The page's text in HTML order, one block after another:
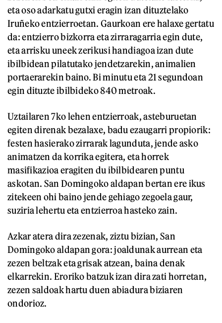
eta oso adarkatu gutxi eragin izan dituztelako
Iruñeko entzierroetan. Gaurkoan ere halaxe gertatu
da: entzierro bizkorra eta zirraragarria egin dute,
eta arrisku uneek zerikusi handiagoa izan dute
ibilbidean pilatutako jendetzarekin, animalien
portaerarekin baino. Bi minutu eta 21 segundoan
egin dituzte ibilbideko 840 metroak.
Uztailaren 7ko lehen entzierroak, asteburuetan
egiten direnak bezalaxe, badu ezaugarri propiorik:
festen hasierako zirrarak lagunduta, jende asko
animatzen da korrika egitera, eta horrek
masifikazioa eragiten du ibilbidearen puntu
askotan. San Domingoko aldapan bertan ere ikus
zitekeen ohi baino jende gehiago zegoela gaur,
suziria lehertu eta entzierroa hasteko zain.
Azkar atera dira zezenak, ziztu bizian, San
Domingoko aldapan gora: joaldunak aurrean eta
zezen beltzak eta grisak atzean, baina denak
elkarrekin. Eroriko batzuk izan dira zati horretan,
zezen saldoak hartu duen abiadura biziaren
ondorioz.